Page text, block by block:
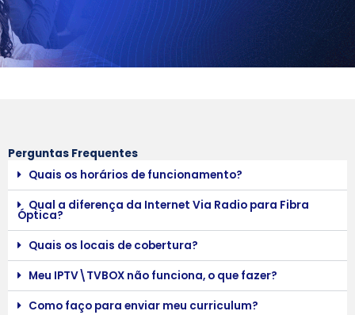
Perguntas Frequentes
Quais os horários de funcionamento?
Qual a diferença da Internet Via Radio para Fibra
Óptica?
Quais os locais de cobertura?
Meu IPTV\TVBOX não funciona, o que fazer?
Como faço para enviar meu curriculum?